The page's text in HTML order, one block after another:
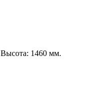
Высота: 1460 мм.